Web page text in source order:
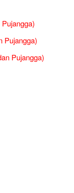
Pujangga)
Pujangga)